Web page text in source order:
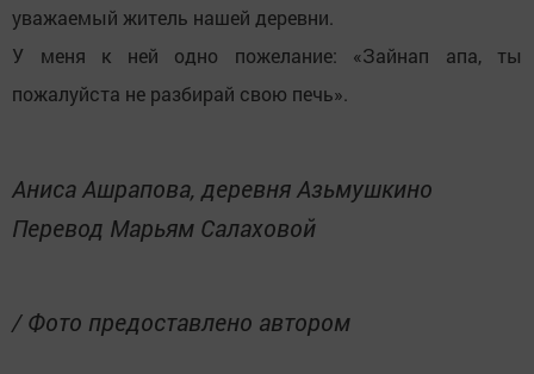
уважаемый житель нашей деревни.
У меня к ней одно пожелание: «Зайнап апа, ты
пожалуйста не разбирай свою печь».
Аниса Ашрапова, деревня Азьмушкино
Перевод Марьям Салаховой
/ Фото предоставлено автором